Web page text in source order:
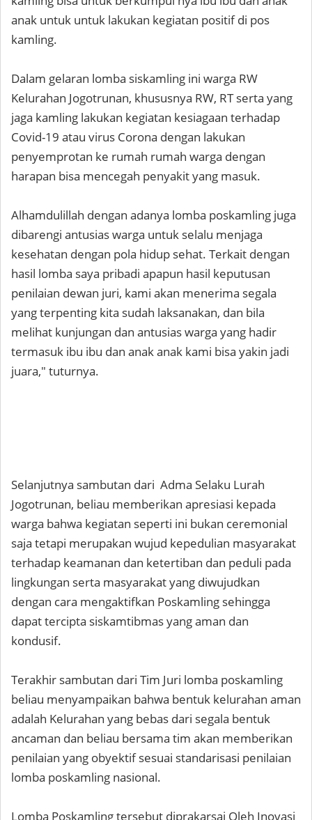
anak untuk untuk lakukan kegiatan positif di pos
kamling.
Dalam gelaran lomba siskamling ini warga RW
Kelurahan Jogotrunan, khususnya RW, RT serta yang
jaga kamling lakukan kegiatan kesiagaan terhadap
Covid-19 atau virus Corona dengan lakukan
penyemprotan ke rumah rumah warga dengan
harapan bisa mencegah penyakit yang masuk.
Alhamdulillah dengan adanya lomba poskamling juga
dibarengi antusias warga untuk selalu menjaga
kesehatan dengan pola hidup sehat. Terkait dengan
hasil lomba saya pribadi apapun hasil keputusan
penilaian dewan juri, kami akan menerima segala
yang terpenting kita sudah laksanakan, dan bila
melihat kunjungan dan antusias warga yang hadir
termasuk ibu ibu dan anak anak kami bisa yakin jadi
juara," tuturnya.
Selanjutnya sambutan dari Adma Selaku Lurah
Jogotrunan, beliau memberikan apresiasi kepada
warga bahwa kegiatan seperti ini bukan ceremonial
saja tetapi merupakan wujud kepedulian masyarakat
terhadap keamanan dan ketertiban dan peduli pada
lingkungan serta masyarakat yang diwujudkan
dengan cara mengaktifkan Poskamling sehingga
dapat tercipta siskamtibmas yang aman dan
kondusif.
Terakhir sambutan dari Tim Juri lomba poskamling
beliau menyampaikan bahwa bentuk kelurahan aman
adalah Kelurahan yang bebas dari segala bentuk
ancaman dan beliau bersama tim akan memberikan
penilaian yang obyektif sesuai standarisasi penilaian
lomba poskamling nasional.
Lomba Poskamling tersebut diprakarsai Oleh Inovasi